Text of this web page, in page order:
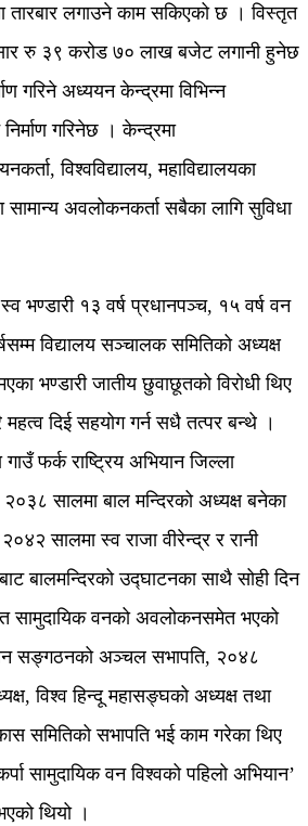
तारबार लगाउने काम सकिएको छ । विस्तृत
रु ३९ करोड ७० लाख बजेट लगानी हुनेछ
गरिने अध्ययन केन्द्रमा विभिन्न
गरिनेछ । केन्द्रमा
विश्वविद्यालय, महाविद्यालयका
सामान्य अवलोकनकर्ता सबैका लागि सुविधा
भण्डारी १३ वर्ष प्रधानपञ्च, १५ वर्ष वन
विद्यालय सञ्चालक समितिको अध्यक्ष
भण्डारी जातीय छुवाछूतको विरोधी थिए
दिई सहयोग गर्न सधै तत्पर बन्थे ।
फर्क राष्ट्रिय अभियान जिल्ला
सालमा बाल मन्दिरको अध्यक्ष बनेका
सालमा स्व राजा वीरेन्द्र र रानी
बालमन्दिरको उद्घाटनका साथै सोही दिन
सामुदायिक वनको अवलोकनसमेत भएको
सङ्गठनको अञ्चल सभापति, २०४८
विश्व हिन्दू महासङ्घको अध्यक्ष तथा
समितिको सभापति भई काम गरेका थिए
सामुदायिक वन विश्वको पहिलो अभियान’
थियो ।